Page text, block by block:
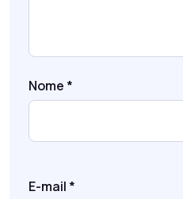
Nome *
E-mail *